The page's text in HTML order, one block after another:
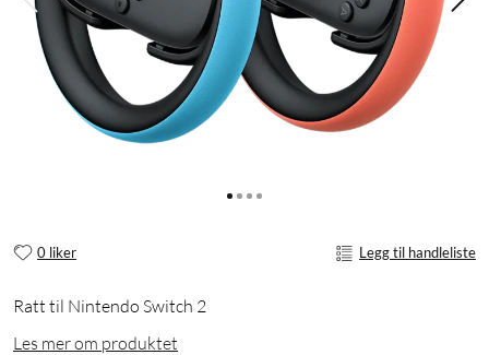
0 liker Legg til handleliste
Ratt til Nintendo Switch 2
Les mer om produktet